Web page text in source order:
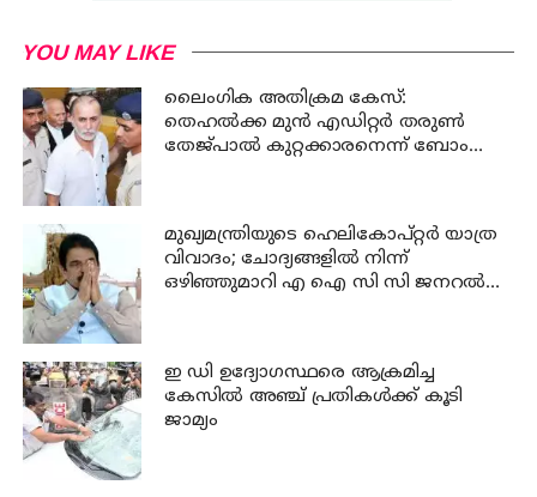
YOU MAY LIKE
ലൈംഗിക അതിക്രമ കേസ്:
തെഹൽക്ക മുൻ എഡിറ്റർ തരുൺ
തേജ്പാൽ കുറ്റക്കാരനെന്ന് ബോംബെ
മുഖ്യമന്ത്രിയുടെ ഹെലികോപ്റ്റർ യാത്ര
വിവാദം; ചോദ്യങ്ങളിൽ നിന്ന്
ഒഴിഞ്ഞുമാറി എ ഐ സി സി ജനറൽ
ഇ ഡി ഉദ്യോഗസ്ഥരെ ആക്രമിച്ച
കേസില്‍ അഞ്ച് പ്രതികള്‍ക്ക് കൂടി
ജാമ്യം